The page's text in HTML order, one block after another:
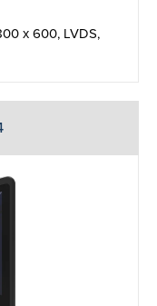
x 600, LVDS,